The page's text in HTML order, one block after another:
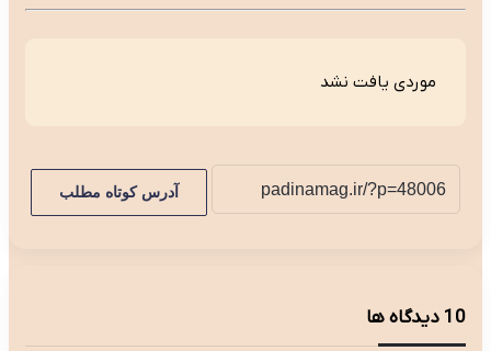
موردی یافت نشد
آدرس کوتاه مطلب
‫10 دیدگاه ها